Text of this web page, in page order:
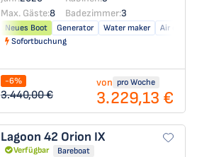
Max. Gäste:8 Badezimmer:3
Neues Boot Generator Water maker
Air
Sofortbuchung
-6%
3.440,00 €
von pro Woche
3.229,13 €
Lagoon 42 Orion IX
Verfügbar
Bareboat